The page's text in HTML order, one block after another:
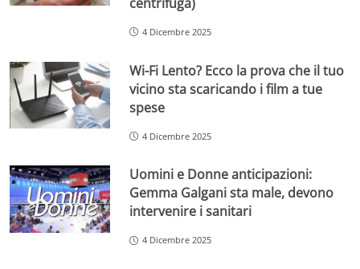
4 Dicembre 2025
Wi-Fi Lento? Ecco la prova che il tuo
vicino sta scaricando i film a tue
spese
4 Dicembre 2025
Uomini e Donne anticipazioni:
Gemma Galgani sta male, devono
intervenire i sanitari
4 Dicembre 2025